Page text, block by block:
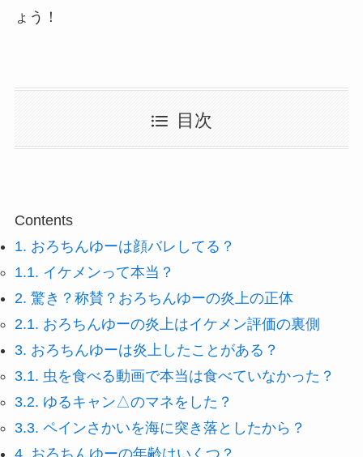
ょう！
目次
Contents
1. おろちんゆーは顔バレしてる？
1.1. イケメンって本当？
2. 驚き？称賛？おろちんゆーの炎上の正体
2.1. おろちんゆーの炎上はイケメン評価の裏側
3. おろちんゆーは炎上したことがある？
3.1. 虫を食べる動画で本当は食べていなかった？
3.2. ゆるキャン△のマネをした？
3.3. ペインさかいを海に突き落としたから？
4. おろちんゆーの年齢はいくつ？